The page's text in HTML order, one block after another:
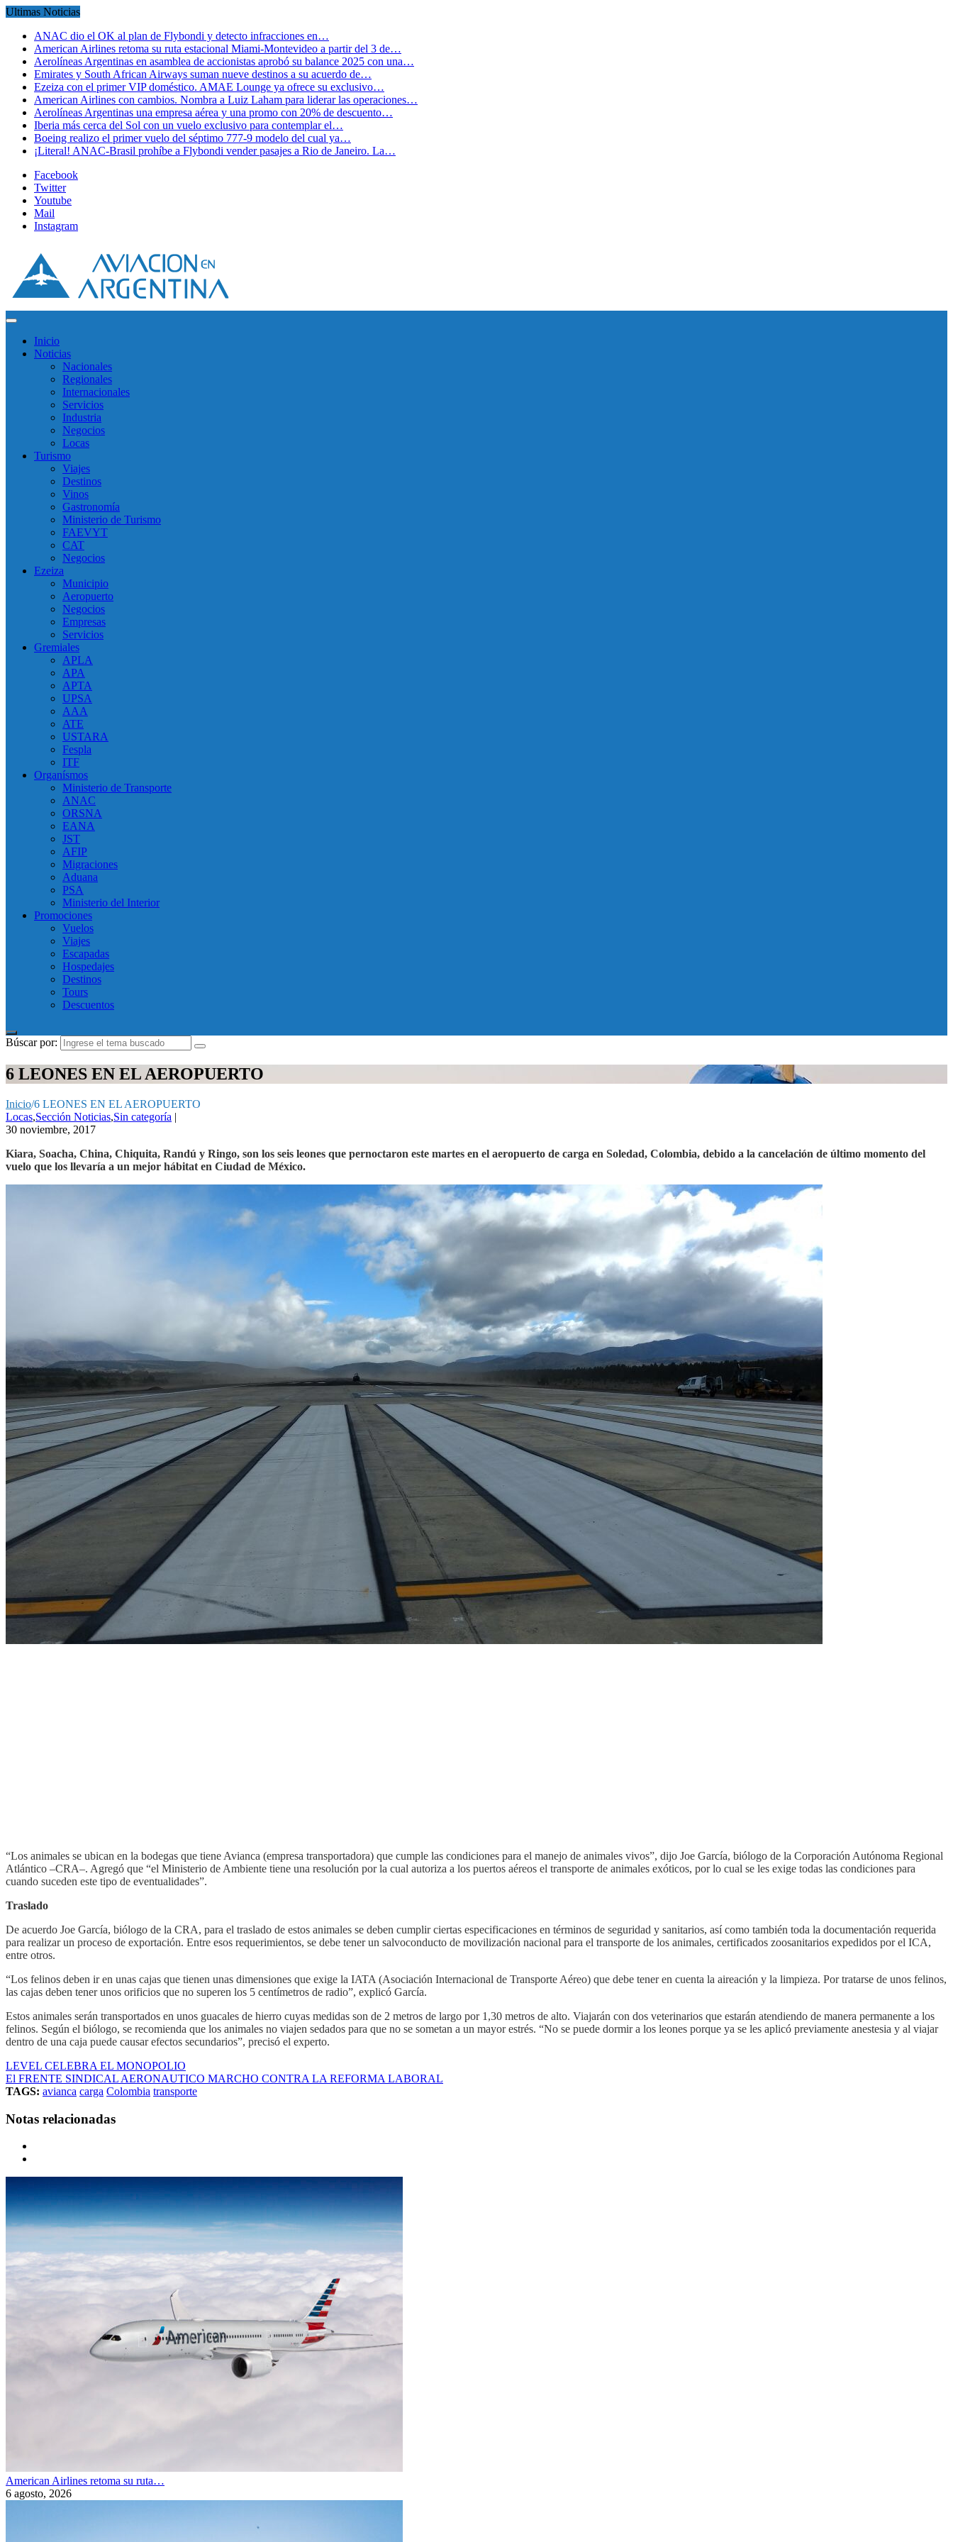
Ultimas Noticias
ANAC dio el OK al plan de Flybondi y detecto infracciones en…
American Airlines retoma su ruta estacional Miami-Montevideo a partir del 3 de…
Aerolíneas Argentinas en asamblea de accionistas aprobó su balance 2025 con una…
Emirates y South African Airways suman nueve destinos a su acuerdo de…
Ezeiza con el primer VIP doméstico. AMAE Lounge ya ofrece su exclusivo…
American Airlines con cambios. Nombra a Luiz Laham para liderar las operaciones…
Aerolíneas Argentinas una empresa aérea y una promo con 20% de descuento…
Iberia más cerca del Sol con un vuelo exclusivo para contemplar el…
Boeing realizo el primer vuelo del séptimo 777-9 modelo del cual ya…
¡Literal! ANAC-Brasil prohíbe a Flybondi vender pasajes a Rio de Janeiro. La…
Facebook
Twitter
Youtube
Mail
Instagram
Inicio
Noticias
Nacionales
Regionales
Internacionales
Servicios
Industria
Negocios
Locas
Turismo
Viajes
Destinos
Vinos
Gastronomía
Ministerio de Turismo
FAEVYT
CAT
Negocios
Ezeiza
Municipio
Aeropuerto
Negocios
Empresas
Servicios
Gremiales
APLA
APA
APTA
UPSA
AAA
ATE
USTARA
Fespla
ITF
Organísmos
Ministerio de Transporte
ANAC
ORSNA
EANA
JST
AFIP
Migraciones
Aduana
PSA
Ministerio del Interior
Promociones
Vuelos
Viajes
Escapadas
Hospedajes
Destinos
Tours
Descuentos
Búscar por:
6 LEONES EN EL AEROPUERTO
Inicio/6 LEONES EN EL AEROPUERTO
Locas,Sección Noticias,Sin categoría |
30 noviembre, 2017
Kiara, Soacha, China, Chiquita, Randú y Ringo, son los seis leones que pernoctaron este martes en el aeropuerto de carga en Soledad, Colombia, debido a la cancelación de último momento del
vuelo que los llevaría a un mejor hábitat en Ciudad de México.
“Los animales se ubican en la bodegas que tiene Avianca (empresa transportadora) que cumple las condiciones para el manejo de animales vivos”, dijo Joe García, biólogo de la Corporación Autónoma Regional
Atlántico –CRA–. Agregó que “el Ministerio de Ambiente tiene una resolución por la cual autoriza a los puertos aéreos el transporte de animales exóticos, por lo cual se les exige todas las condiciones para
cuando suceden este tipo de eventualidades”.
Traslado
De acuerdo Joe García, biólogo de la CRA, para el traslado de estos animales se deben cumplir ciertas especificaciones en términos de seguridad y sanitarios, así como también toda la documentación requerida
para realizar un proceso de exportación. Entre esos requerimientos, se debe tener un salvoconducto de movilización nacional para el transporte de los animales, certificados zoosanitarios expedidos por el ICA,
entre otros.
“Los felinos deben ir en unas cajas que tienen unas dimensiones que exige la IATA (Asociación Internacional de Transporte Aéreo) que debe tener en cuenta la aireación y la limpieza. Por tratarse de unos felinos,
las cajas deben tener unos orificios que no superen los 5 centímetros de radio”, explicó García.
Estos animales serán transportados en unos guacales de hierro cuyas medidas son de 2 metros de largo por 1,30 metros de alto. Viajarán con dos veterinarios que estarán atendiendo de manera permanente a los
felinos. Según el biólogo, se recomienda que los animales no viajen sedados para que no se sometan a un mayor estrés. “No se puede dormir a los leones porque ya se les aplicó previamente anestesia y al viajar
dentro de una caja puede causar efectos secundarios”, precisó el experto.
LEVEL CELEBRA EL MONOPOLIO
El FRENTE SINDICAL AERONAUTICO MARCHO CONTRA LA REFORMA LABORAL
TAGS: avianca carga Colombia transporte
Notas relacionadas
American Airlines retoma su ruta…
6 agosto, 2026